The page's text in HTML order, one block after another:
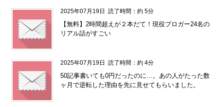
2025年07月19日 読了時間：約 5分
【無料】2時間超えが２本だて！現役ブロガー24名の
リアル話がすごい
2025年07月19日 読了時間：約 4分
50記事書いても0円だったのに…。あの人がたった数
ヶ月で逆転した理由を先に見せてもらいました。